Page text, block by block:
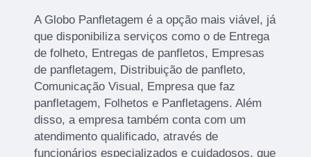
A Globo Panfletagem é a opção mais viável, já
que disponibiliza serviços como o de Entrega
de folheto, Entregas de panfletos, Empresas
de panfletagem, Distribuição de panfleto,
Comunicação Visual, Empresa que faz
panfletagem, Folhetos e Panfletagens. Além
disso, a empresa também conta com um
atendimento qualificado, através de
funcionários especializados e cuidadosos, que